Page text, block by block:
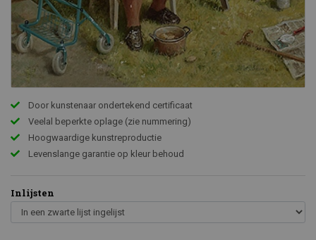
Door kunstenaar ondertekend certificaat
Veelal beperkte oplage (zie nummering)
Hoogwaardige kunstreproductie
Levenslange garantie op kleur behoud
Inlijsten